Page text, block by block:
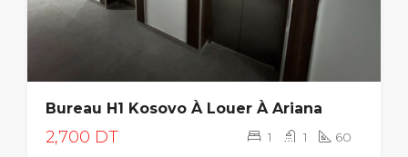
Bureau H1 Kosovo À Louer À Ariana
2,700 DT 1 1 60